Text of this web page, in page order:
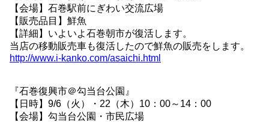
【会場】石巻駅前にぎわい交流広場
【販売品目】鮮魚
【詳細】いよいよ石巻朝市が復活します。
当店の移動販売車も復活したので鮮魚の販売をします。
http://www.i-kanko.com/asaichi.html
『石巻復興市＠勾当台公園』
【日時】9/6（火）・22（木）10：00～14：00
【会場】勾当台公園・市民広場